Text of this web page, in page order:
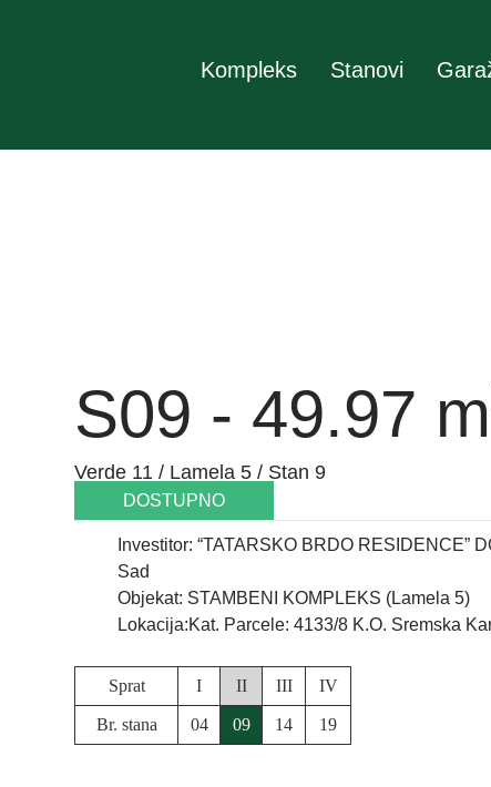
Kompleks Stanovi
S09 - 49.97 m
Verde 11 / Lamela 5 / Stan 9
DOSTUPNO
Investitor: “TATARSKO BRDO RESIDENCE”
Sad
Objekat: STAMBENI KOMPLEKS (Lamela 5)
Lokacija:Kat. Parcele: 4133/8 K.O. Sremska
Sprat I II III IV
Br. stana 04 09 14 19